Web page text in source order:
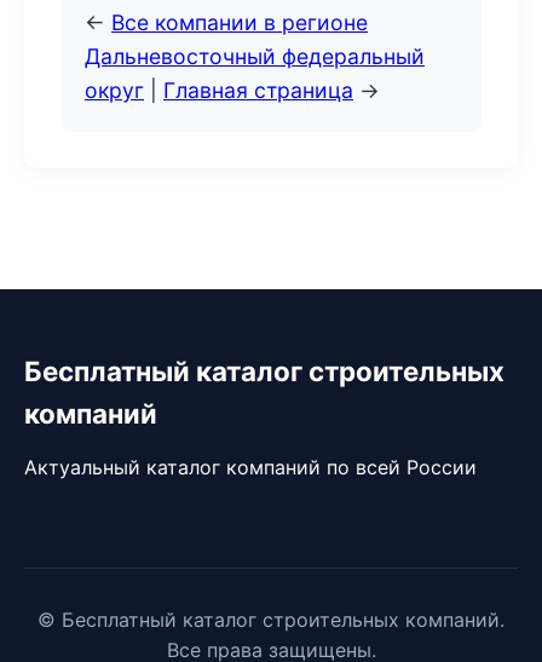
← Все компании в регионе
Дальневосточный федеральный
округ
Главная страница →
Бесплатный каталог строительных
компаний
Актуальный каталог компаний по всей России
© Бесплатный каталог строительных компаний.
Все права защищены.